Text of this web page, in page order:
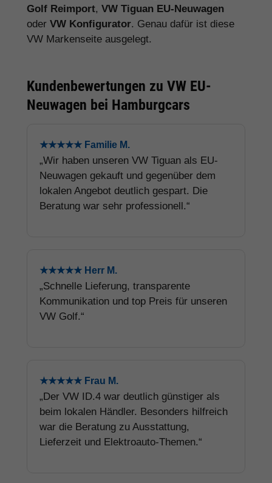
Golf Reimport, VW Tiguan EU-Neuwagen
oder VW Konfigurator. Genau dafür ist diese
VW Markenseite ausgelegt.
Kundenbewertungen zu VW EU-
Neuwagen bei Hamburgcars
★★★★★ Familie M.
„Wir haben unseren VW Tiguan als EU-
Neuwagen gekauft und gegenüber dem
lokalen Angebot deutlich gespart. Die
Beratung war sehr professionell.“
★★★★★ Herr M.
„Schnelle Lieferung, transparente
Kommunikation und top Preis für unseren
VW Golf.“
★★★★★ Frau M.
„Der VW ID.4 war deutlich günstiger als
beim lokalen Händler. Besonders hilfreich
war die Beratung zu Ausstattung,
Lieferzeit und Elektroauto-Themen.“